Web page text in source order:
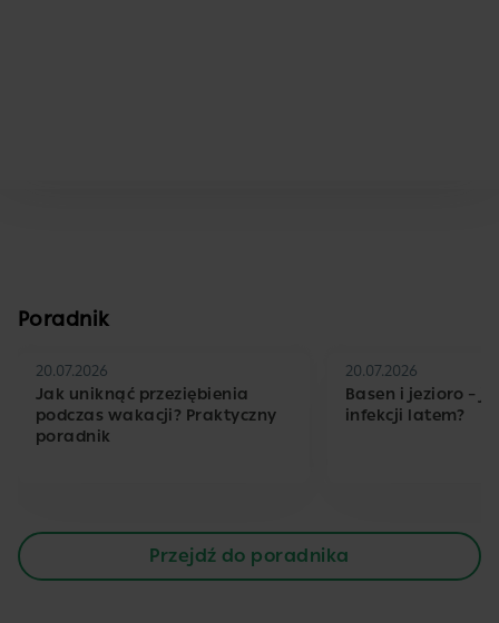
Poradnik
20.07.2026
Jak uniknąć przeziębienia
podczas wakacji? Praktyczny
poradnik
20.07.2026
Basen i jezioro –
infekcji latem?
Przejdź do poradnika